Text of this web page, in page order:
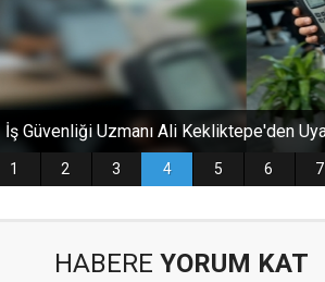
HABERE YORUM KAT